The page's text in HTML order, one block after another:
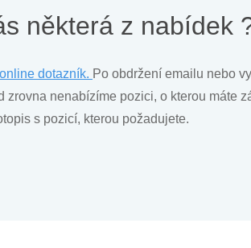
některá z nabídek
online dotazník. Po obdržení emailu nebo
nenabízíme pozici, o kterou máte
s pozicí, kterou požadujete.